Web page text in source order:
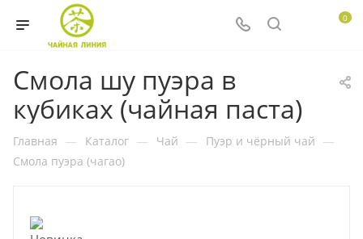
0
Смола шу пуэра в
кубиках (чайная паста)
Главная — Каталог — Чай — Пуэр и чёрный чай —
Смола пуэра (чагао)